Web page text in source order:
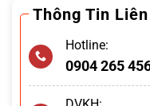
Thông Tin
Hotline:
0904 265